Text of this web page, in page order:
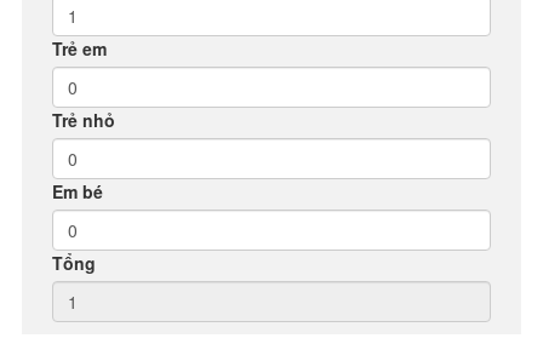
Trẻ em
Trẻ nhỏ
Em bé
Tổng